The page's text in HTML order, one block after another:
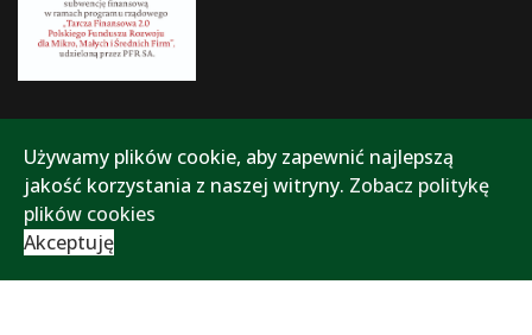
Polityka prywatności
Używamy plików cookie, aby zapewnić najlepszą
jakość korzystania z naszej witryny. Zobacz politykę
plików cookies
Akceptuję